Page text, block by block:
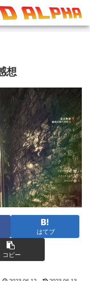
想
はてブ
コピー